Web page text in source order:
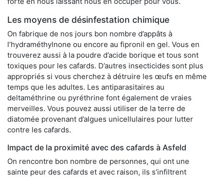
Les moyens de désinfestation chimique
On fabrique de nos jours bon nombre d’appâts à
l’hydraméthylnone ou encore au fipronil en gel. Vous en
trouverez aussi à la poudre d’acide borique et tous sont
toxiques pour les cafards. D’autres insecticides sont plus
appropriés si vous cherchez à détruire les œufs en même
temps que les adultes. Les antiparasitaires au
deltaméthrine ou pyréthrine font également de vraies
merveilles. Vous pouvez aussi utiliser de la terre de
diatomée provenant d’algues unicellulaires pour lutter
contre les cafards.
Impact de la proximité avec des cafards à Asfeld
On rencontre bon nombre de personnes, qui ont une
sainte peur des cafards et avec raison, ils s’infiltrent